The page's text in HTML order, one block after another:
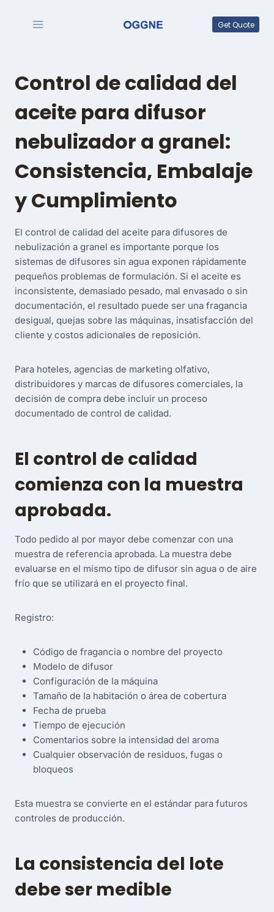
Get Quote
Control de calidad del
aceite para difusor
nebulizador a granel:
Consistencia, Embalaje
y Cumplimiento
El control de calidad del aceite para difusores de
nebulización a granel es importante porque los
sistemas de difusores sin agua exponen rápidamente
pequeños problemas de formulación. Si el aceite es
inconsistente, demasiado pesado, mal envasado o sin
documentación, el resultado puede ser una fragancia
desigual, quejas sobre las máquinas, insatisfacción del
cliente y costos adicionales de reposición.
Para hoteles, agencias de marketing olfativo,
distribuidores y marcas de difusores comerciales, la
decisión de compra debe incluir un proceso
documentado de control de calidad.
El control de calidad
comienza con la muestra
aprobada.
Todo pedido al por mayor debe comenzar con una
muestra de referencia aprobada. La muestra debe
evaluarse en el mismo tipo de difusor sin agua o de aire
frío que se utilizará en el proyecto final.
Registro:
Código de fragancia o nombre del proyecto
Modelo de difusor
Configuración de la máquina
Tamaño de la habitación o área de cobertura
Fecha de prueba
Tiempo de ejecución
Comentarios sobre la intensidad del aroma
Cualquier observación de residuos, fugas o
bloqueos
Esta muestra se convierte en el estándar para futuros
controles de producción.
La consistencia del lote
debe ser medible